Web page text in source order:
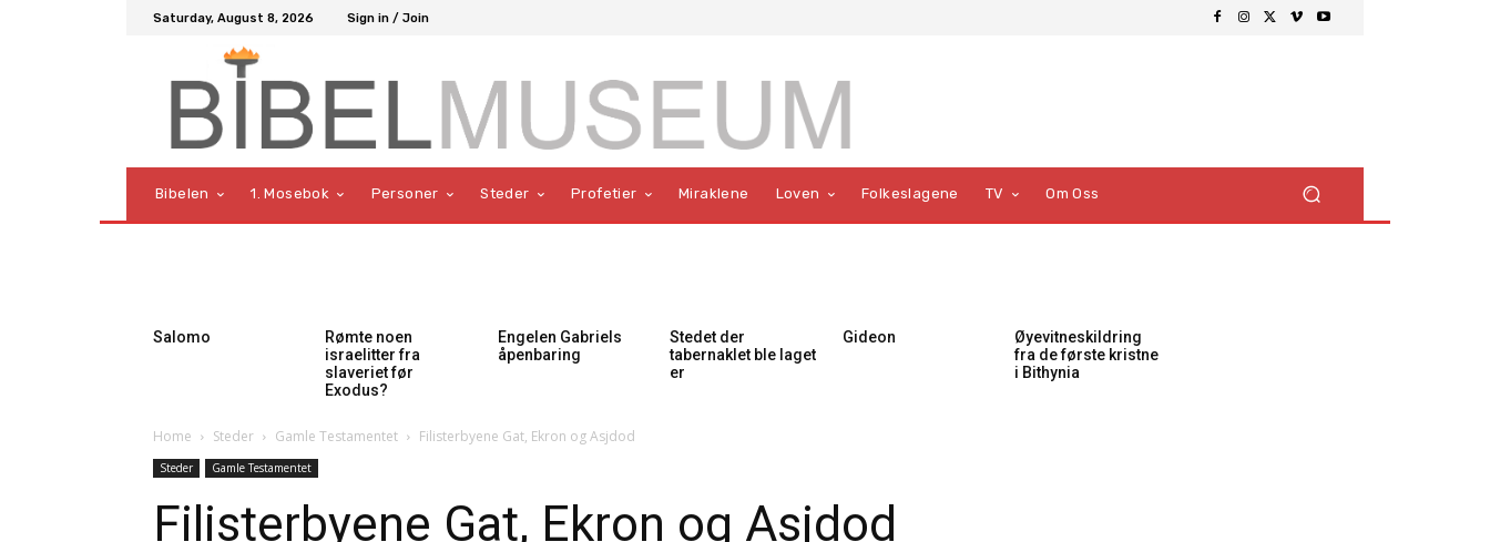
Saturday, August 8, 2026 Sign in / Join
Bibelen 1. Mosebok Personer Steder Profetier Miraklene Loven Folkeslagene TV Om Oss
Salomo
Rømte noen
israelitter fra
slaveriet før
Exodus?
Engelen Gabriels
åpenbaring
Stedet der
tabernaklet ble laget
er
Gideon
Øyevitneskildring
fra de første kristne
i Bithynia
Home Steder Gamle Testamentet Filisterbyene Gat, Ekron og Asjdod
Steder Gamle Testamentet
Filisterbyene Gat, Ekron og Asjdod